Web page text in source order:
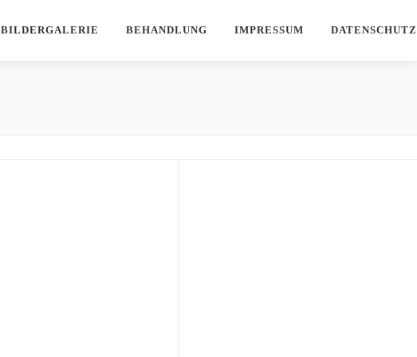
BILDERGALERIE BEHANDLUNG IMPRESSUM DATENSCHUTZ